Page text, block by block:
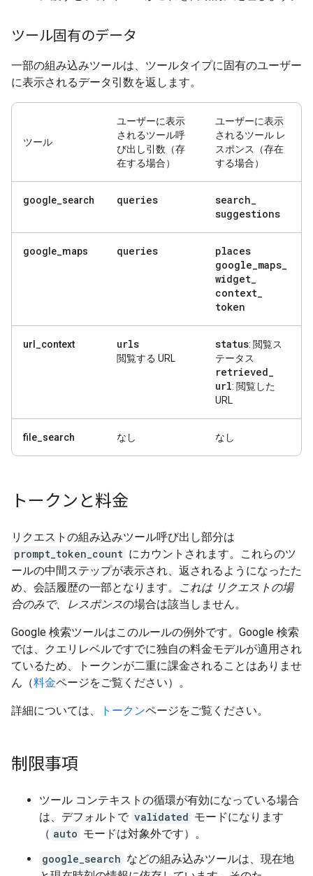
ツール固有のデータ
一部の組み込みツールは、ツールタイプに固有のユーザー
に表示されるデータ引数を返します。
ツール
ユーザーに表示
されるツール呼
び出し引数（存
在する場合）
ユーザーに表示
されるツール レ
スポンス（存在
する場合）
google_search queries search_
suggestions
google_maps queries
places
google_maps_
widget_
context_
token
url_context urls
閲覧する URL
status: 閲覧ス
テータス
retrieved_
url: 閲覧した
URL
file_search なし なし
トークンと料金
リクエストの組み込みツール呼び出し部分は
prompt_token_count にカウントされます。これらのツ
ールの中間ステップが表示され、返されるようになったた
め、会話履歴の一部となります。
これは リクエスト の場
合のみで、レスポンスの場合は該当しません。
Google 検索ツールはこのルールの例外です。Google 検索
では、クエリレベルですでに独自の料金モデルが適用され
ているため、トークンが二重に課金されることはありませ
ん（料金ページをご覧ください）。
詳細については、 トークンページをご覧ください。
制限事項
ツール コンテキストの循環が有効になっている場合
は、デフォルトで validated モードになります
（ auto モードは対象外です）。
google_search などの組み込みツールは、現在地